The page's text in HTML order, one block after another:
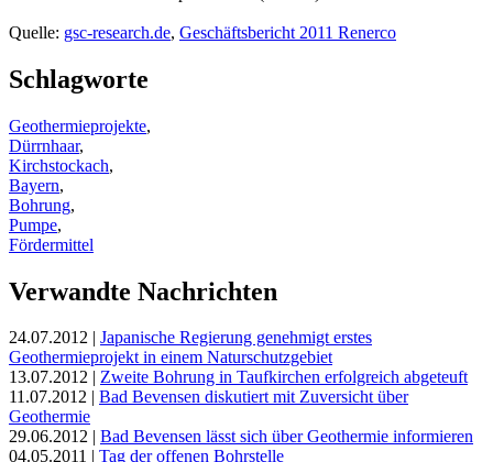
Quelle: gsc-research.de, Geschäftsbericht 2011 Renerco
Schlagworte
Geothermieprojekte,
Dürrnhaar,
Kirchstockach,
Bayern,
Bohrung,
Pumpe,
Fördermittel
Verwandte Nachrichten
24.07.2012 | Japanische Regierung genehmigt erstes
Geothermieprojekt in einem Naturschutzgebiet
13.07.2012 | Zweite Bohrung in Taufkirchen erfolgreich abgeteuft
11.07.2012 | Bad Bevensen diskutiert mit Zuversicht über
Geothermie
29.06.2012 | Bad Bevensen lässt sich über Geothermie informieren
04.05.2011 | Tag der offenen Bohrstelle